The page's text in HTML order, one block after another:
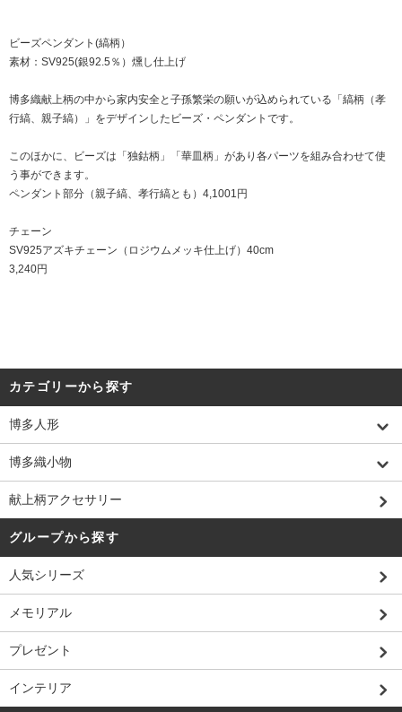
ビーズペンダント(縞柄）
素材：SV925(銀92.5％）燻し仕上げ
博多織献上柄の中から家内安全と子孫繁栄の願いが込められている「縞柄（孝
行縞、親子縞）」をデザインしたビーズ・ペンダントです。
このほかに、ビーズは「独鈷柄」「華皿柄」があり各パーツを組み合わせて使
う事ができます。
ペンダント部分（親子縞、孝行縞とも）4,1001円
チェーン
SV925アズキチェーン（ロジウムメッキ仕上げ）40cm
3,240円
カテゴリーから探す
博多人形
博多織小物
献上柄アクセサリー
グループから探す
人気シリーズ
メモリアル
プレゼント
インテリア